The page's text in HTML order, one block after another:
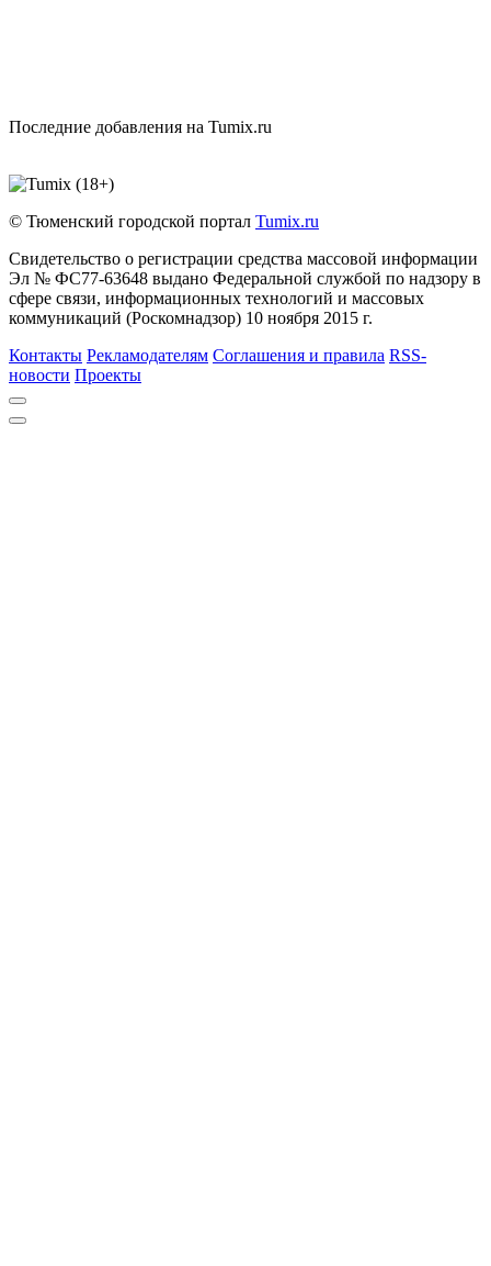
Последние добавления на Tumix.ru
© Тюменский городской портал Tumix.ru
Свидетельство о регистрации средства массовой информации
Эл № ФС77-63648 выдано Федеральной службой по надзору в
сфере связи, информационных технологий и массовых
коммуникаций (Роскомнадзор) 10 ноября 2015 г.
Контакты Рекламодателям Соглашения и правила RSS-
новости Проекты